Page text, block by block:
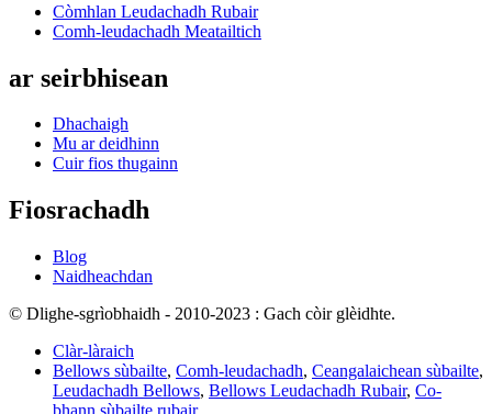
Còmhlan Leudachadh Rubair
Comh-leudachadh Meatailtich
ar seirbhisean
Dhachaigh
Mu ar deidhinn
Cuir fios thugainn
Fiosrachadh
Blog
Naidheachdan
© Dlighe-sgrìobhaidh - 2010-2023 : Gach còir glèidhte.
Clàr-làraich
Bellows sùbailte, Comh-leudachadh, Ceangalaichean sùbailte,
Leudachadh Bellows, Bellows Leudachadh Rubair, Co-